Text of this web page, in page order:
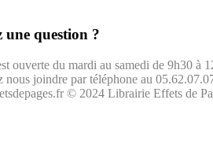
une question ?
ouverte du mardi au samedi de 9h30 à
nous joindre par téléphone au
© 2024 Librairie Effets de